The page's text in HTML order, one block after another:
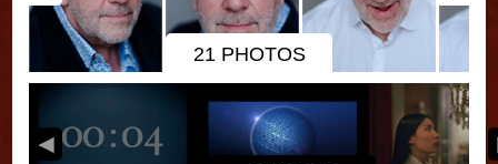
21 PHOTOS